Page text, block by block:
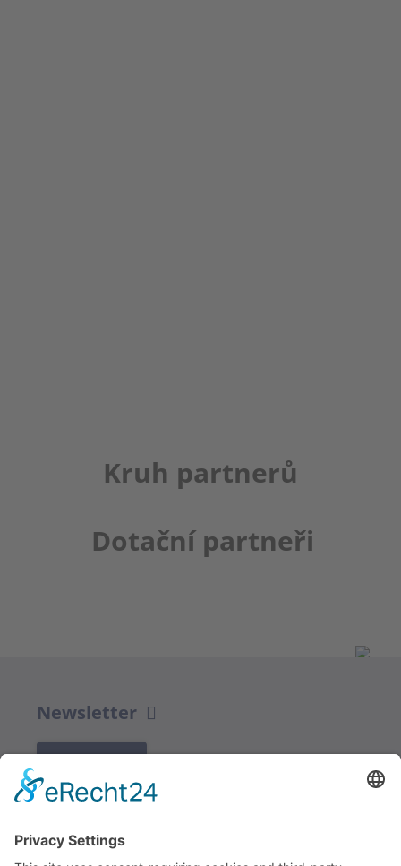
Kruh partnerů
Dotační partneři
Newsletter
Redakce bbkult.net
Centrum Bavaria Bohemia (CeBB)